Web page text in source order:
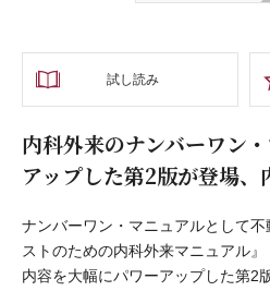
試し読み
内科外来のナンバーワン
アップした第2版が登場、
ナンバーワン・マニュアルとして
ストのための内科外来マニュアル』
内容を大幅にパワーアップした第2